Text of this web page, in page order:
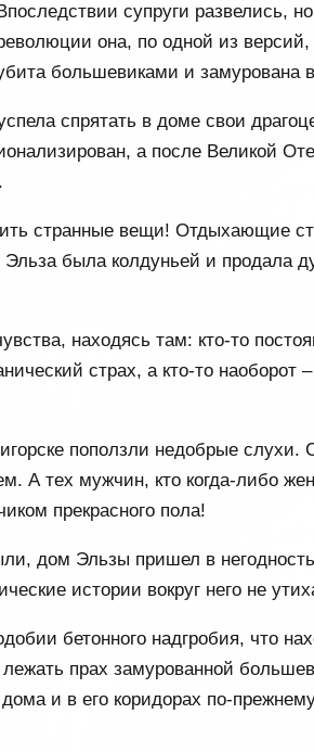
Впоследствии супруги развелись,
она, по одной из
большевиками и замурована
спрятать в доме свои
а после Великой
странные вещи! Отдыхающие
была колдуньей и продала
находясь там: кто-то
страх, а кто-то наоборот
поползли недобрые слухи.
А тех мужчин, кто когда-либо
прекрасного пола!
дом Эльзы пришел в
истории вокруг него не
бетонного надгробия, что
прах замурованной
и в его коридорах по-